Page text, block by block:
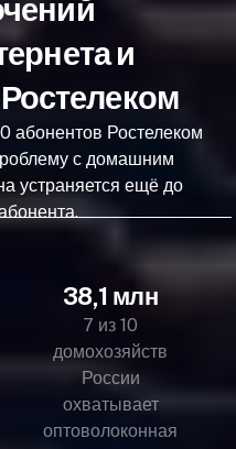
и
абонентов Ростелеком
с домашним
устраняется ещё до
38,1 млн
7 из 10
домохозяйств
России
охватывает
оптоволоконная